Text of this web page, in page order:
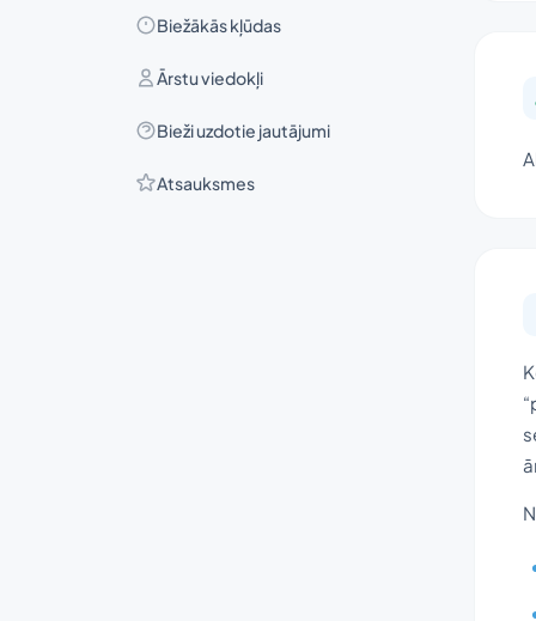
Biežākās kļūdas
Ārstu viedokļi
Bieži uzdotie jautājumi
Atsauksmes